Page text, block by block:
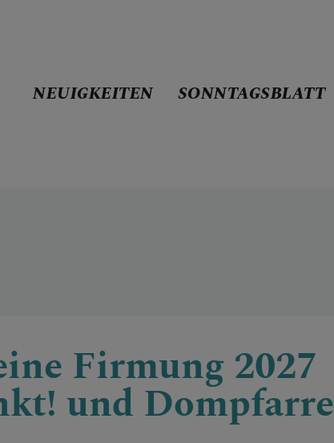
NEUIGKEITEN SONNTAGSBLATT
Firmung 2027
und Dompfarre